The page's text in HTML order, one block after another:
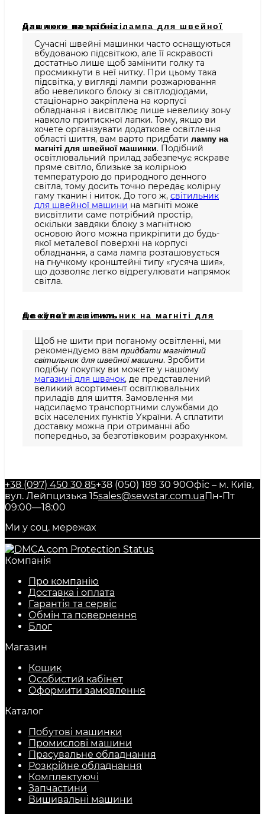
Для чого потрібна лампа для швейної машинки на магніті.
Сучасні швейні машинки часто оснащуються
вбудованою підсвіткою, але її яскравості
достатньо лише щоб замінити голку та
просмикнути в неї нитку. При цьому така
підсвітка, у вигляді лампи розжарювання
або невеликого блоку зі світлодіодами,
стаціонарно закріплена на корпусі
обладнання і висвітлює лише невелику зону
навколо притискної лапки. Тому, якщо ви
хочете організувати додаткове освітлення
області шиття, вам варто придбати лампу на
магніті для швейної машинки. Подібний
освітлювальний прилад забезпечує яскраве
пряме світло, близьке за колірною
температурою до природного денного
світла, тому досить точно передає колірну
гаму тканин і ниток. До того ж, світильник
для швейної машини на магніті може
висвітлити саме потрібний простір,
оскільки завдяки блоку з магнітною
основою його можна прикріпити до будь-
якої металевої поверхні на корпусі
обладнання, а сама лампа розташовується
на гнучкому кронштейні типу «гусяча шия»,
що дозволяє легко відрегулювати напрямок
світла.
Де купити світильник на магніті для швейної машинки.
Щоб не шити при поганому освітленні, ми
рекомендуємо вам придбати магнітний
світильник для швейної машини. Зробити
подібну покупку ви можете у нашому
магазині для швачок, де представлений
великий асортимент освітлювальних
приладів для шиття. Замовлення ми
надсилаємо транспортними службами до
всіх населених пунктів України. А сплатити
доставку можна при отриманні або
попередньо, за безготівковим розрахунком.
+38 (097) 450 30 85+38 (050) 189 30 90Офіс – м. Київ,
вул. Лейпцизька 15sales@sewstar.com.uaПн-Пт
09:00—18:00
Ми у соц. мережах
Компанія
Про компанію
Доставка і оплата
Гарантія та сервіс
Обмін та повернення
Блог
Магазин
Кошик
Особистий кабінет
Оформити замовлення
Каталог
Побутові машинки
Промислові машини
Прасувальне обладнання
Розкрійне обладнання
Комплектуючі
Запчастини
Вишивальні машини